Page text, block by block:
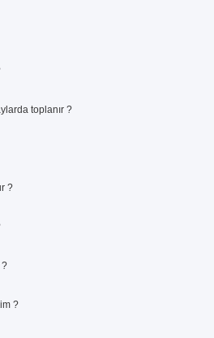
toplanır ?
?
?
?